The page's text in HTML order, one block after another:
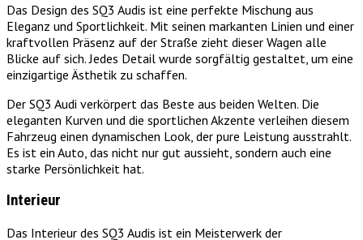
Das Design des SQ3 Audis ist eine perfekte Mischung aus
Eleganz und Sportlichkeit. Mit seinen markanten Linien und einer
kraftvollen Präsenz auf der Straße zieht dieser Wagen alle
Blicke auf sich. Jedes Detail wurde sorgfältig gestaltet, um eine
einzigartige Ästhetik zu schaffen.
Der SQ3 Audi verkörpert das Beste aus beiden Welten. Die
eleganten Kurven und die sportlichen Akzente verleihen diesem
Fahrzeug einen dynamischen Look, der pure Leistung ausstrahlt.
Es ist ein Auto, das nicht nur gut aussieht, sondern auch eine
starke Persönlichkeit hat.
Interieur
Das Interieur des SQ3 Audis ist ein Meisterwerk der